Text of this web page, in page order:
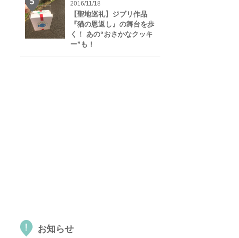
2016/11/18
【聖地巡礼】ジブリ作品
『猫の恩返し』の舞台を歩
く！ あの“おさかなクッキ
ー”も！
お知らせ